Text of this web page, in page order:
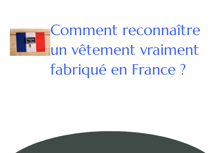
Comment reconnaître
un vêtement vraiment
fabriqué en France ?